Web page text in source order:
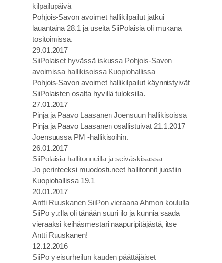
kilpailupäivä
Pohjois-Savon avoimet hallikilpailut jatkui
lauantaina 28.1 ja useita SiiPolaisia oli mukana
tositoimissa.
29.01.2017
SiiPolaiset hyvässä iskussa Pohjois-Savon
avoimissa hallikisoissa Kuopiohallissa
Pohjois-Savon avoimet hallikilpailut käynnistyivät
SiiPolaisten osalta hyvillä tuloksilla.
27.01.2017
Pinja ja Paavo Laasanen Joensuun hallikisoissa
Pinja ja Paavo Laasanen osallistuivat 21.1.2017
Joensuussa PM -hallikisoihin.
26.01.2017
SiiPolaisia hallitonneilla ja seiväskisassa
Jo perinteeksi muodostuneet hallitonnit juostiin
Kuopiohallissa 19.1
20.01.2017
Antti Ruuskanen SiiPon vieraana Ahmon koululla
SiiPo yu:lla oli tänään suuri ilo ja kunnia saada
vieraaksi keihäsmestari naapuripitäjästä, itse
Antti Ruuskanen!
12.12.2016
SiiPo yleisurheilun kauden päättäjäiset